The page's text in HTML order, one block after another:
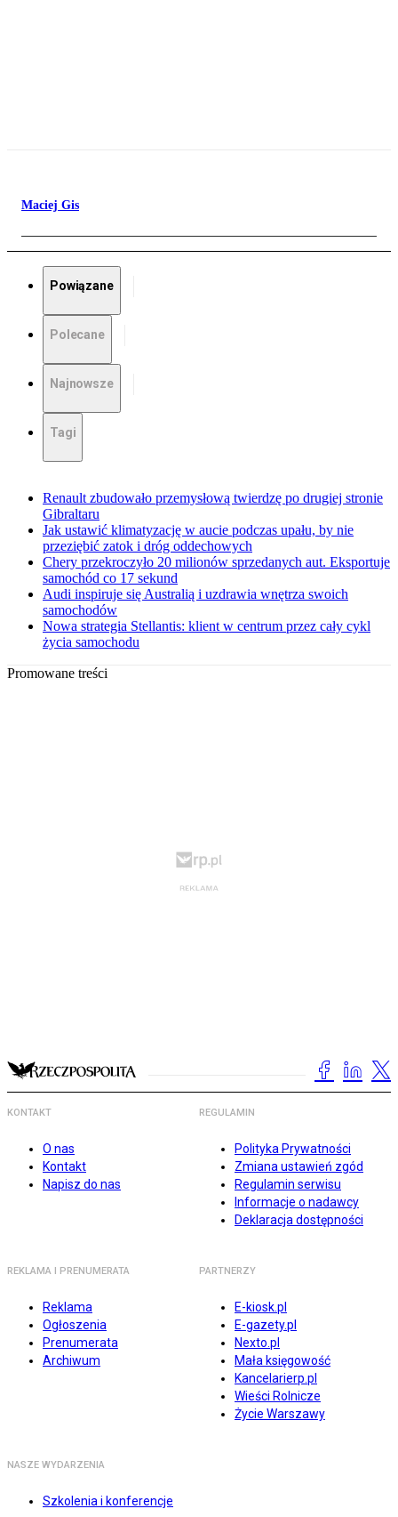
Maciej Gis
Powiązane
Polecane
Najnowsze
Tagi
Renault zbudowało przemysłową twierdzę po drugiej stronie
Gibraltaru
Jak ustawić klimatyzację w aucie podczas upału, by nie
przeziębić zatok i dróg oddechowych
Chery przekroczyło 20 milionów sprzedanych aut. Eksportuje
samochód co 17 sekund
Audi inspiruje się Australią i uzdrawia wnętrza swoich
samochodów
Nowa strategia Stellantis: klient w centrum przez cały cykl
życia samochodu
Promowane treści
KONTAKT
O nas
Kontakt
Napisz do nas
REGULAMIN
Polityka Prywatności
Zmiana ustawień zgód
Regulamin serwisu
Informacje o nadawcy
Deklaracja dostępności
REKLAMA I PRENUMERATA
Reklama
Ogłoszenia
Prenumerata
Archiwum
PARTNERZY
E-kiosk.pl
E-gazety.pl
Nexto.pl
Mała księgowość
Kancelarierp.pl
Wieści Rolnicze
Życie Warszawy
NASZE WYDARZENIA
Szkolenia i konferencje